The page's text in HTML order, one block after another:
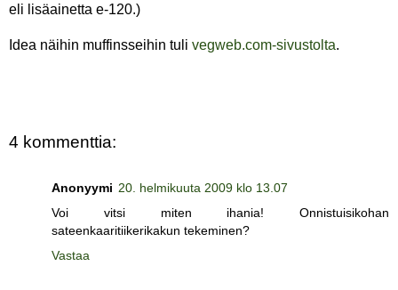
eli lisäainetta e-120.)
Idea näihin muffinsseihin tuli vegweb.com-sivustolta.
4 kommenttia:
Anonyymi 20. helmikuuta 2009 klo 13.07
Voi vitsi miten ihania! Onnistuisikohan
sateenkaaritiikerikakun tekeminen?
Vastaa